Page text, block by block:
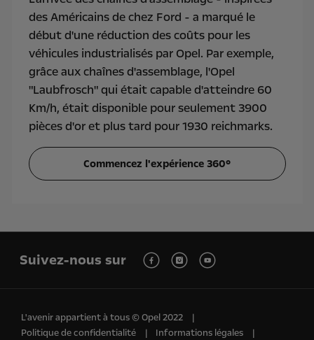
des Américains de chez Ford - a marqué le
début d'une réduction des coûts pour les
véhicules industrialisés par Opel. Par exemple,
grâce aux chaînes d'assemblage, l'Opel
"Laubfrosch" qui était capable d'atteindre 60
Km/h, était disponible pour seulement 3900
pièces d'or et plus tard pour 1930 reichmarks.
Commencez l'expérience 360°
Suivez-nous sur
L'avenir appartient à tous © Opel 2022
Politique de confidentialité
Informations légales